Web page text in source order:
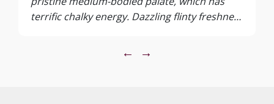
terrific chalky energy. Dazzling flinty freshness
← →